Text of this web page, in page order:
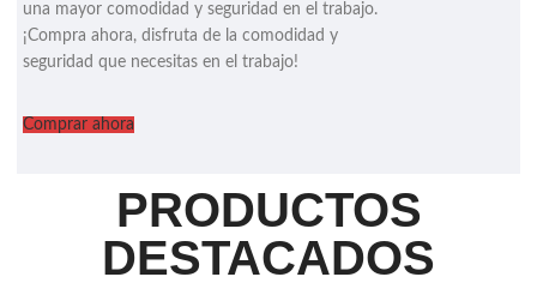
una mayor comodidad y seguridad en el trabajo.
¡Compra ahora, disfruta de la comodidad y
seguridad que necesitas en el trabajo!
Comprar ahora
PRODUCTOS
DESTACADOS